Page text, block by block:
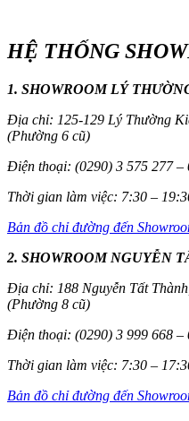
HỆ THỐNG
1. SHOWROOM LÝ
Địa chỉ: 125-129 Lý Thường
(Phường 6 cũ)
Điện thoại: (0290) 3 575 277 –
Thời gian làm việc: 7:30 –
Bản đồ chỉ đường đến
2. SHOWROOM NGUYỄN
Địa chỉ: 188 Nguyễn Tất
(Phường 8 cũ)
Điện thoại: (0290) 3 999 668 –
Thời gian làm việc: 7:30 –
Bản đồ chỉ đường đến